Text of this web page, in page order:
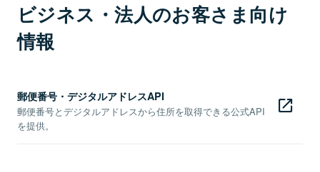
ビジネス・法人のお客さま向け
情報
郵便番号・デジタルアドレスAPI
郵便番号とデジタルアドレスから住所を取得できる公式API
を提供。